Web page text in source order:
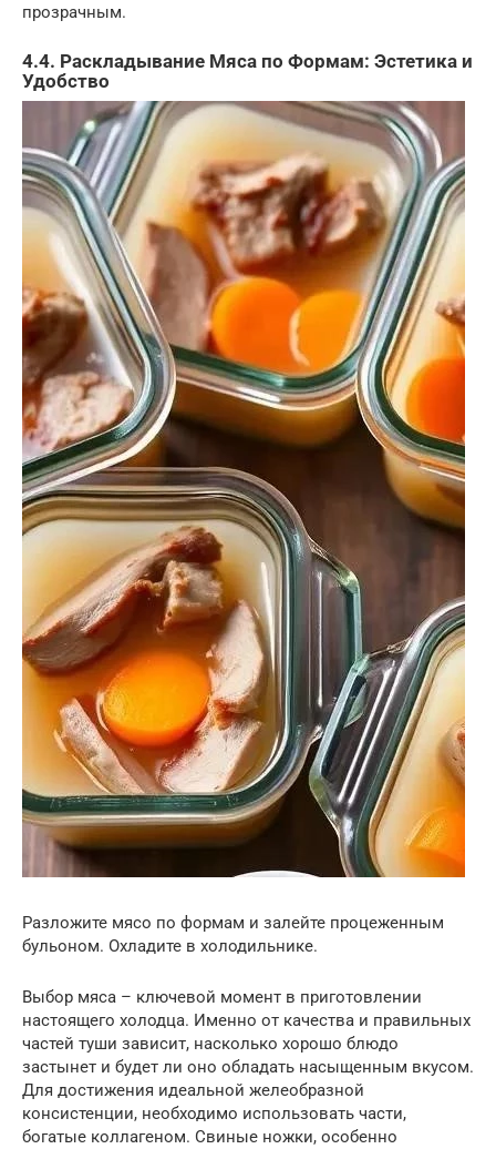
прозрачным.
4.4. Раскладывание Мяса по Формам: Эстетика и
Удобство
Разложите мясо по формам и залейте процеженным
бульоном. Охладите в холодильнике.
Выбор мяса – ключевой момент в приготовлении
настоящего холодца. Именно от качества и правильных
частей туши зависит, насколько хорошо блюдо
застынет и будет ли оно обладать насыщенным вкусом.
Для достижения идеальной желеобразной
консистенции, необходимо использовать части,
богатые коллагеном. Свиные ножки, особенно